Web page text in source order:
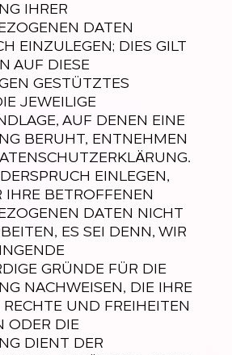
IHRER
DATEN
EINZULEGEN; DIES GILT
AUF DIESE
GESTÜTZTES
JEWEILIGE
AUF DENEN EINE
BERUHT, ENTNEHMEN
EINLEGEN,
IHRE BETROFFENEN
DATEN NICHT
ES SEI DENN, WIR
GRÜNDE FÜR DIE
NACHWEISEN, DIE IHRE
RECHTE UND FREIHEITEN
ODER DIE
DIENT DER